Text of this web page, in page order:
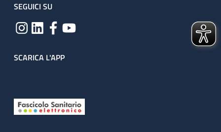
SEGUICI SU
SCARICA L'APP